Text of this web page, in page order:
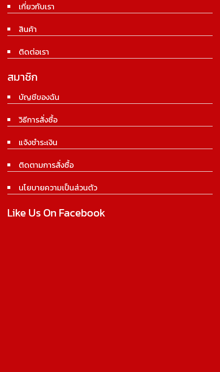
เกี่ยวกับเรา
สินค้า
ติดต่อเรา
สมาชิก
บัญชีของฉัน
วิธีการสั่งซื้อ
แจ้งชำระเงิน
ติดตามการสั่งซื้อ
นโยบายความเป็นส่วนตัว
Like Us On Facebook